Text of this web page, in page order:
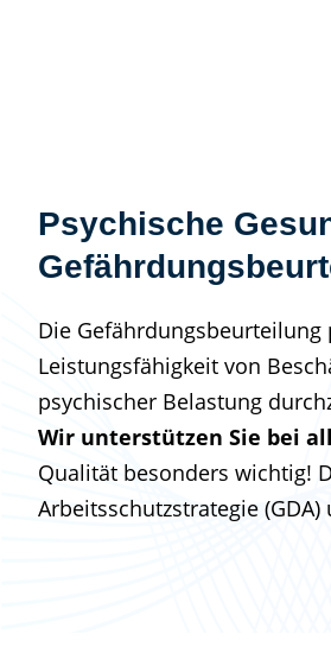
Psychische
Die
Leistungsfähigkeit von
psychischer Belastung
Wir unterstützen Sie bei
Qualität besonders wichtig!
Arbeitsschutzstrategie